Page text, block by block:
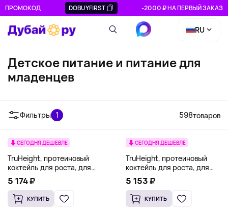
ПРОМОКОД DOBUYFIRST -2000 ₽ НА ПЕРВЫЙ ЗАКАЗ
RU
Детское питание и питание для
младенцев
для малышей
Фильтры 1 598товаров
СЕГОДНЯ ДЕШЕВЛЕ
TruHeight, протеиновый
коктейль для роста, для
детей от 5 лет, шоколад,
720 г (25,4 унции)
5 174 ₽
КУПИТЬ
СЕГОДНЯ ДЕШЕВЛЕ
TruHeight, протеиновый
коктейль для роста, для
детей и подростков от 4 лет,
ванильное мороженое, 373 г
(0,82 фунта)
5 153 ₽
КУПИТЬ